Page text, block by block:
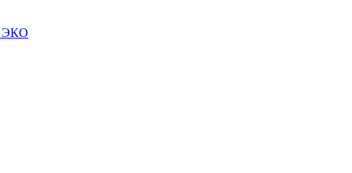
ЭКО